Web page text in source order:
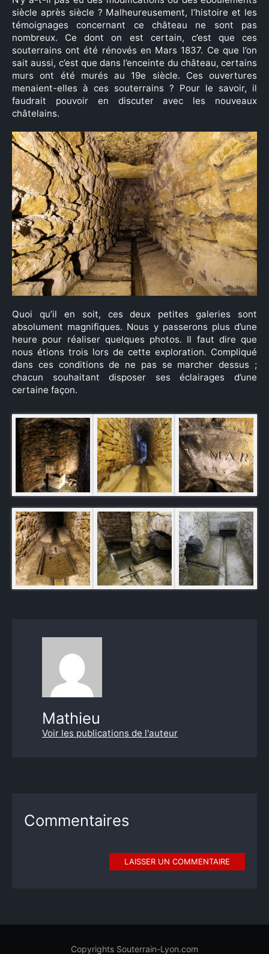
siècle après siècle ? Malheureusement, l’histoire et les
témoignages concernant ce château ne sont pas
nombreux. Ce dont on est certain, c’est que ces
souterrains ont été rénovés en Mars 1837. Ce que l’on
sait aussi, c’est que dans l’enceinte du château, certains
murs ont été murés au 19e siècle. Ces ouvertures
menaient-elles à ces souterrains ? Pour le savoir, il
faudrait pouvoir en discuter avec les nouveaux
châtelains.
Quoi qu’il en soit, ces deux petites galeries sont
absolument magnifiques. Nous y passerons plus d’une
heure pour réaliser quelques photos. Il faut dire que
nous étions trois lors de cette exploration. Compliqué
dans ces conditions de ne pas se marcher dessus ;
chacun souhaitant disposer ses éclairages d’une
certaine façon.
Mathieu
Voir les publications de l'auteur
Commentaires
LAISSER UN COMMENTAIRE
Copyrights Souterrain-Lyon.com